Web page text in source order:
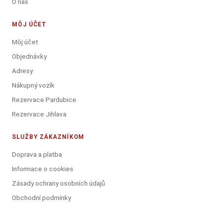
MÔJ ÚČET
Môj účet
Objednávky
Adresy
Nákupný vozík
Rezervace Pardubice
Rezervace Jihlava
SLUŽBY ZÁKAZNÍKOM
Doprava a platba
Informace o cookies
Zásady ochrany osobních údajů
Obchodní podmínky